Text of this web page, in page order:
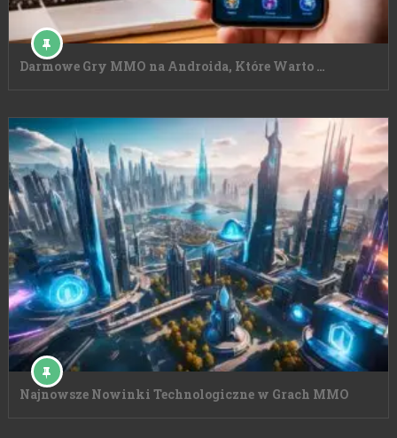
Darmowe Gry MMO na Androida, Które Warto …
Najnowsze Nowinki Technologiczne w Grach MMO